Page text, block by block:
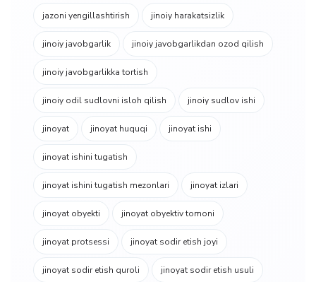
jazoni yengillashtirish jinoiy harakatsizlik
jinoiy javobgarlik jinoiy javobgarlikdan ozod qilish
jinoiy javobgarlikka tortish
jinoiy odil sudlovni isloh qilish jinoiy sudlov ishi
jinoyat jinoyat huquqi jinoyat ishi
jinoyat ishini tugatish
jinoyat ishini tugatish mezonlari jinoyat izlari
jinoyat obyekti jinoyat obyektiv tomoni
jinoyat protsessi jinoyat sodir etish joyi
jinoyat sodir etish quroli jinoyat sodir etish usuli